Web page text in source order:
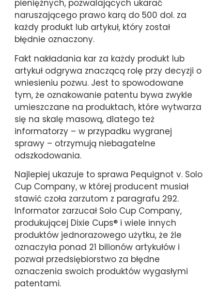
pieniężnych, pozwalających ukarać
naruszającego prawo karą do 500 dol. za
każdy produkt lub artykuł, który został
błędnie oznaczony.
Fakt nakładania kar za każdy produkt lub
artykuł odgrywa znaczącą rolę przy decyzji o
wniesieniu pozwu. Jest to spowodowane
tym, że oznakowanie patentu bywa zwykle
umieszczane na produktach, które wytwarza
się na skalę masową, dlatego też
informatorzy – w przypadku wygranej
sprawy – otrzymują niebagatelne
odszkodowania.
Najlepiej ukazuje to sprawa Pequignot v. Solo
Cup Company, w której producent musiał
stawić czoła zarzutom z paragrafu 292.
Informator zarzucał Solo Cup Company,
produkującej Dixie Cups® i wiele innych
produktów jednorazowego użytku, że źle
oznaczyła ponad 21 bilionów artykułów i
pozwał przedsiębiorstwo za błędne
oznaczenia swoich produktów wygasłymi
patentami.